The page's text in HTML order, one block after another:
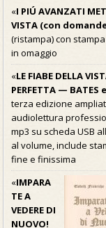
«I PIÚ AVANZATI
VISTA (con
(ristampa) con
in omaggio
«LE FIABE DELLA
PERFETTA — BATES
terza edizione
audiolettura
mp3 su scheda USB
al volume, include
fine e finissima
«IMPARA
TE A
VEDERE DI
NUOVO!